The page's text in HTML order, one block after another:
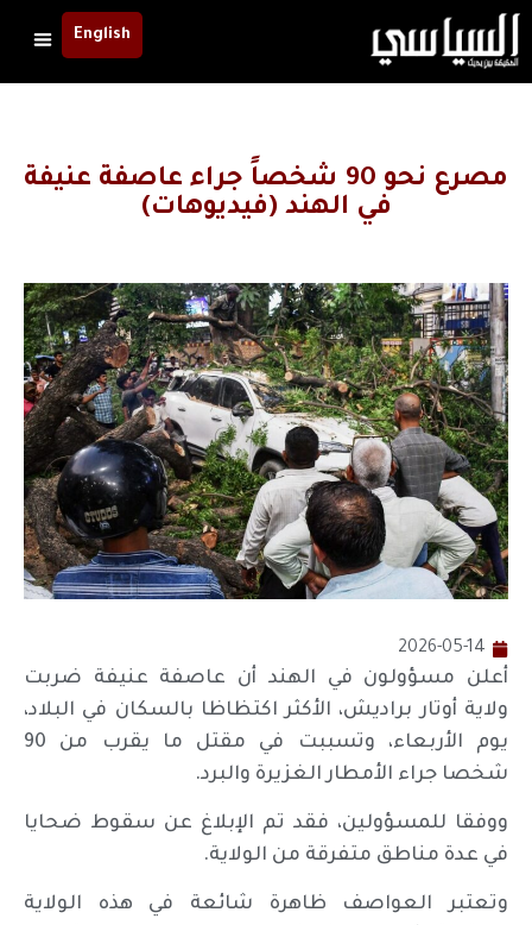
English
مصرع نحو 90 شخصاً جراء عاصفة عنيفة
في الهند (فيديوهات)
2026-05-14
أعلن مسؤولون في الهند أن عاصفة عنيفة ضربت
ولاية أوتار براديش، الأكثر اكتظاظا بالسكان في البلاد،
يوم الأربعاء، وتسببت في مقتل ما يقرب من 90
شخصا جراء الأمطار الغزيرة والبرد.
ووفقا للمسؤولين، فقد تم الإبلاغ عن سقوط ضحايا
في عدة مناطق متفرقة من الولاية.
وتعتبر العواصف ظاهرة شائعة في هذه الولاية